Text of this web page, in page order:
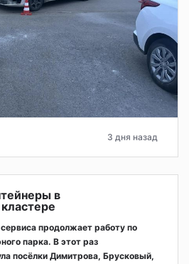
3 дня назад
в
продолжает работу по
парка. В этот раз
посёлки Димитрова, Брусковый,